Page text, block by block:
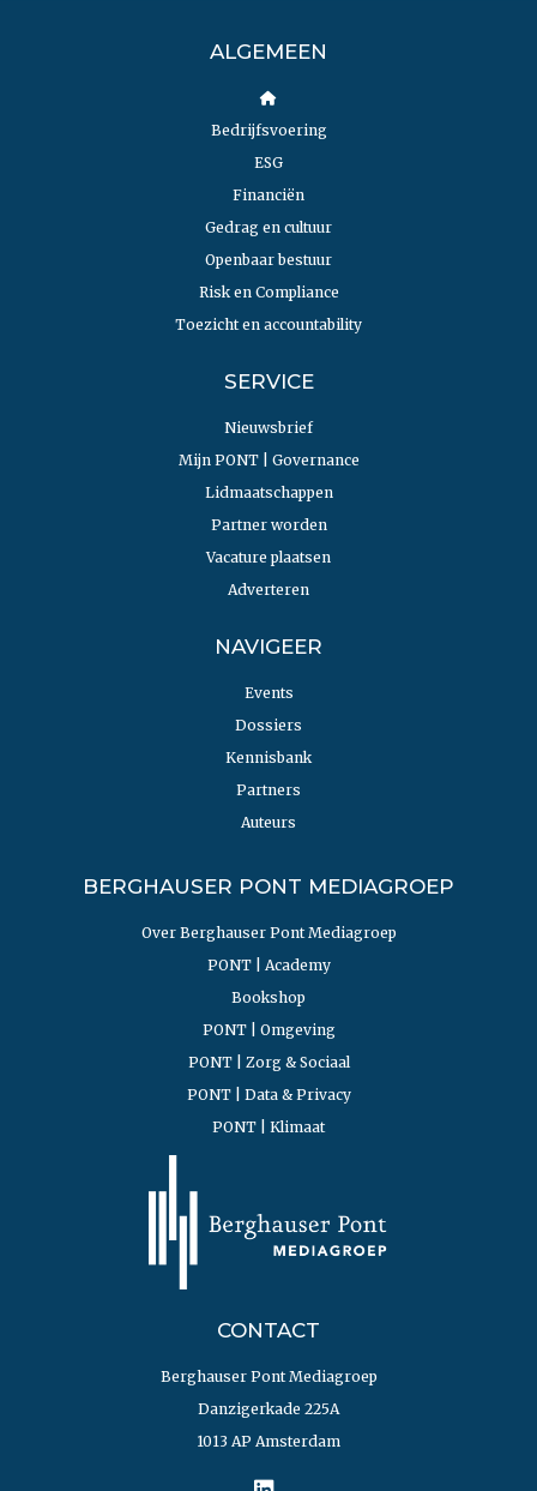
ALGEMEEN
Bedrijfsvoering
ESG
Financiën
Gedrag en cultuur
Openbaar bestuur
Risk en Compliance
Toezicht en accountability
SERVICE
Nieuwsbrief
Mijn PONT | Governance
Lidmaatschappen
Partner worden
Vacature plaatsen
Adverteren
NAVIGEER
Events
Dossiers
Kennisbank
Partners
Auteurs
BERGHAUSER PONT MEDIAGROEP
Over Berghauser Pont Mediagroep
PONT | Academy
Bookshop
PONT | Omgeving
PONT | Zorg & Sociaal
PONT | Data & Privacy
PONT | Klimaat
CONTACT
Berghauser Pont Mediagroep
Danzigerkade 225A
1013 AP Amsterdam